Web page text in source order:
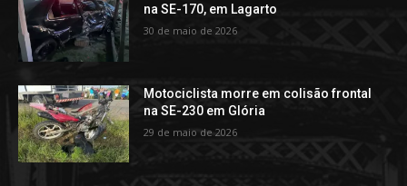
na SE-170, em Lagarto
30 de maio de 2026
Motociclista morre em colisão frontal
na SE-230 em Glória
29 de maio de 2026